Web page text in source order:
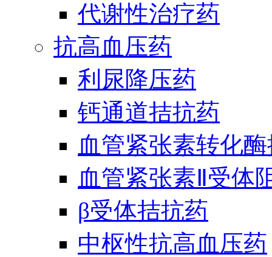
代谢性治疗药
抗高血压药
利尿降压药
钙通道拮抗药
血管紧张素转化
血管紧张素Ⅱ受体
β受体拮抗药
中枢性抗高血压药